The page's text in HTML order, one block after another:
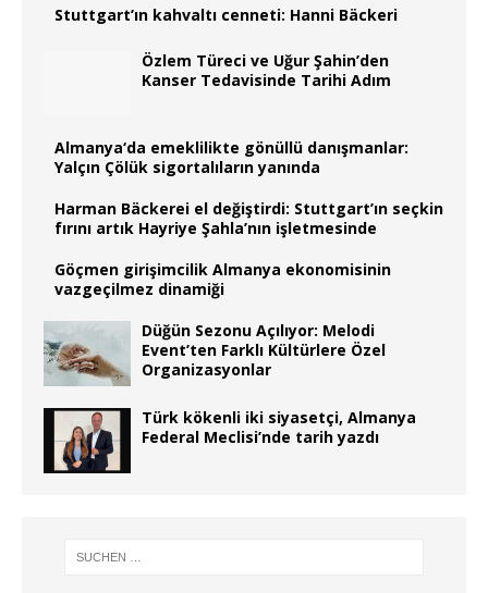
Stuttgart’ın kahvaltı cenneti: Hanni Bäckeri
Özlem Türeci ve Uğur Şahin’den
Kanser Tedavisinde Tarihi Adım
Almanya‘da emeklilikte gönüllü danışmanlar:
Yalçın Çölük sigortalıların yanında
Harman Bäckerei el değiştirdi: Stuttgart’ın seçkin
fırını artık Hayriye Şahla’nın işletmesinde
Göçmen girişimcilik Almanya ekonomisinin
vazgeçilmez dinamiği
Düğün Sezonu Açılıyor: Melodi
Event’ten Farklı Kültürlere Özel
Organizasyonlar
Türk kökenli iki siyasetçi, Almanya
Federal Meclisi’nde tarih yazdı